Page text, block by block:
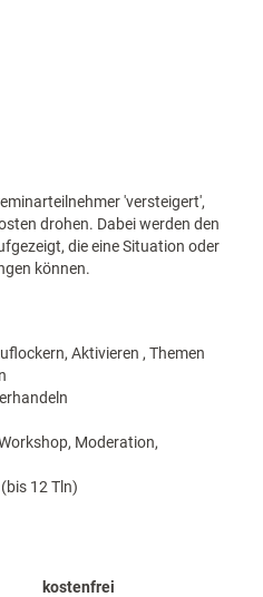
'versteigert',
drohen. Dabei werden den
die eine Situation oder
können.
Aktivieren , Themen
Moderation,
12 Tln)
kostenfrei